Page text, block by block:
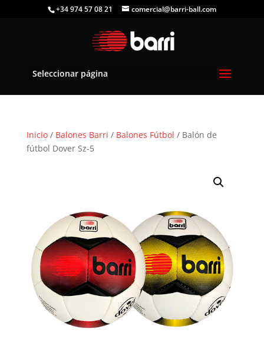
+34 974 57 08 21 comercial@barri-ball.com
Seleccionar página
Inicio/ Balones Barri / Balones Fútbol / Balón de
fútbol Dover Sz-5